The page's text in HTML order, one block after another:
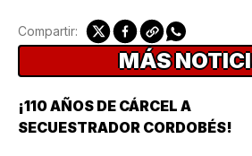
Compartir:
MÁS
¡110 AÑOS DE CÁRCEL A
SECUESTRADOR CORDOBÉS!